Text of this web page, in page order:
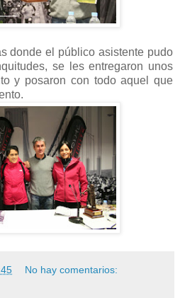
donde el público asistente pudo
se les entregaron unos
y posaron con todo aquel que
No hay comentarios: